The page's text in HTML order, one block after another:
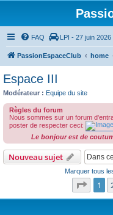
FAQ LPI - 27 juin
PassionEspaceClub home
Espace III
Modérateur : Equipe du site
Règles du forum
Nous sommes sur un forum
poster de respecter ceci:
Le bonjour est de
Nouveau sujet
Marquer tous
Page 1
1